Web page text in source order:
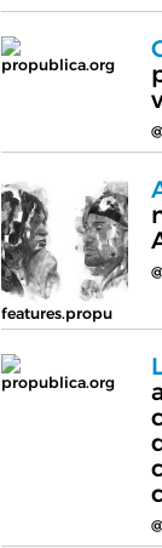
propublica.org
features.propu
propublica.org